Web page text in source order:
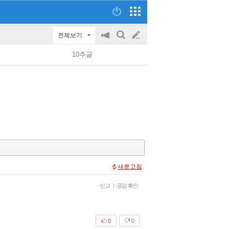
전체보기
공
on/off
검
글
쓰
10추글
새로고침
신고 | 공감 확인
0
0